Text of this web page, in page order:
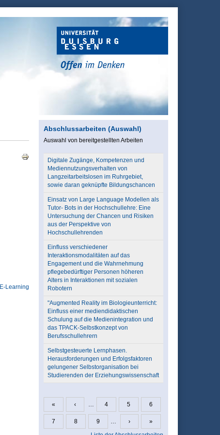
E-Learning
Abschlussarbeiten (Auswahl)
Auswahl von bereitgestellten Arbeiten
Digitale Zugänge, Kompetenzen und
Mediennutzungsverhalten von
Langzeitarbeitslosen im Ruhrgebiet,
sowie daran geknüpfte Bildungschancen
Einsatz von Large Language Modellen als
Tutor- Bots in der Hochschullehre: Eine
Untersuchung der Chancen und Risiken
aus der Perspektive von
Hochschullehrenden
Einfluss verschiedener
Interaktionsmodalitäten auf das
Engagement und die Wahrnehmung
pflegebedürftiger Personen höheren
Alters in Interaktionen mit sozialen
Robotern
"Augmented Reality im Biologieunterricht:
Einfluss einer mediendidaktischen
Schulung auf die Medienintegration und
das TPACK-Selbstkonzept von
Berufsschullehrern
Selbstgesteuerte Lernphasen.
Herausforderungen und Erfolgsfaktoren
gelungener Selbstorganisation bei
Studierenden der Erziehungswissenschaft
Seiten
« ‹ … 4 5 6
7 8 9 … ›
»